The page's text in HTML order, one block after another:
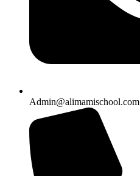
Admin@alimamischool.com